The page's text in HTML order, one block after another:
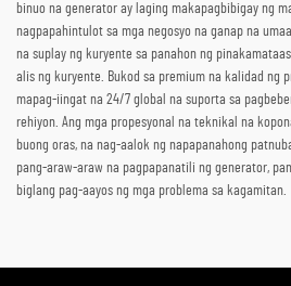
binuo na generator ay laging makapagbibigay ng
nagpapahintulot sa mga negosyo na ganap na
na suplay ng kuryente sa panahon ng
alis ng kuryente. Bukod sa premium na kalidad ng
mapag-iingat na 24/7 global na suporta sa
rehiyon. Ang mga propesyonal na teknikal na
buong oras, na nag-aalok ng napapanahong
pang-araw-araw na pagpapanatili ng generator,
biglang pag-aayos ng mga problema sa kagamitan.